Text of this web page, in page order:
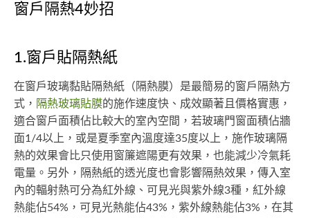
窗戶隔熱4妙招
1.窗戶貼隔熱紙
在窗戶玻璃黏貼隔熱紙（隔熱膜）是最簡易的窗戶隔熱方
式， 隔熱玻璃貼膜的施作速度快、成效顯著且價格實惠，
適合窗戶面積佔比較大的室內空間，若玻璃門窗面積佔牆
面1/4以上，或是夏季室內溫度達35度以上，施作玻璃隔
熱的效果會比只使用窗簾遮陽更有效果，也能減少冷氣耗
電量。另外，隔熱紙的透光度也會影響隔熱效果，傳入室
內的輻射熱可分為紅外線、可見光與紫外線3種，紅外線
熱能佔54%，可見光熱能佔43%，紫外線熱能佔3%，在其